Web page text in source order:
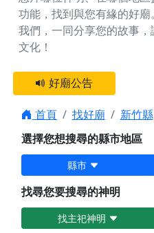
功能，找到與您有緣的好廟。
我們，一同分享您的故事
文化！
好廟公告
首頁 找好廟 新竹縣
選擇您想搜尋的縣市地區
縣市
找尋您要搜尋的神明
找主祀神明